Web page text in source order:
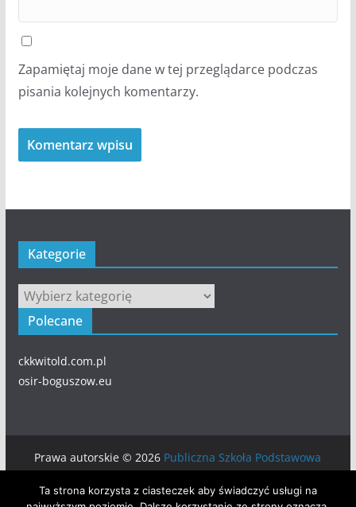
Zapamiętaj moje dane w tej przeglądarce podczas
pisania kolejnych komentarzy.
Kategorie
Kategorie
Polecane
ckkwitold.com.pl
osir-boguszow.eu
Prawa autorskie © 2026 Publiczna Szkoła Podstawowa
zastrzeżone.
Ta strona korzysta z ciasteczek aby świadczyć usługi na